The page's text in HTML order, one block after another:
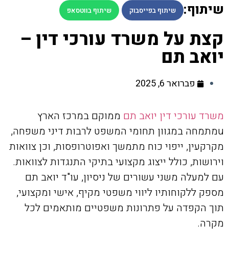
שיתוף: שיתוף בפייסבוק שיתוף בווטסאפ
קצת על משרד עורכי דין –
יואב תם
פברואר 6, 2025
משרד עורכי דין יואב תם ממוקם במרכז הארץ
uמתמחה במגוון תחומי המשפט לרבות דיני משפחה,
מקרקעין, ייפוי כוח מתמשך ואפוטרופסות, וכן צוואות
וירושות, כולל ייצוג מקצועי בתיקי התנגדות לצוואות.
עם למעלה משני עשורים של ניסיון, עו"ד יואב תם
מספק ללקוחותיו ליווי משפטי מקיף, אישי ומקצועי,
תוך הקפדה על פתרונות משפטיים מותאמים לכל
מקרה.